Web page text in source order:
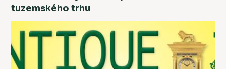
tuzemského trhu